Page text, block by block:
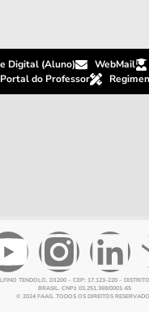
Digital (Aluno) WebMail
Portal do Professor
TENDOLO, D1200 – CEP: 17.123-220 –
BRASIL. CNPJ: 03.251.369/0001-65
© 2024 FAAG. TODOS OS DIREITOS